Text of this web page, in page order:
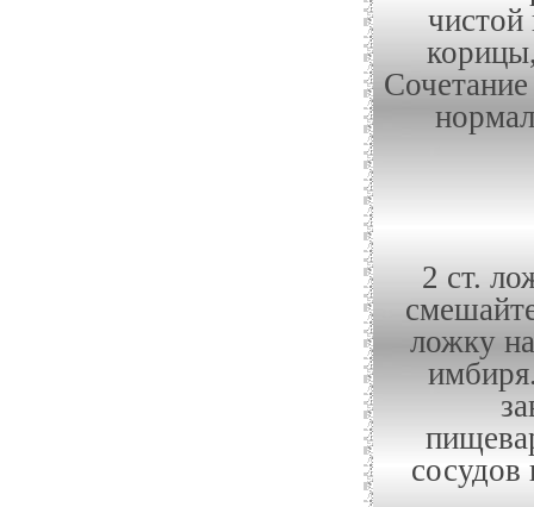
2 ст.
ложку
сосудов